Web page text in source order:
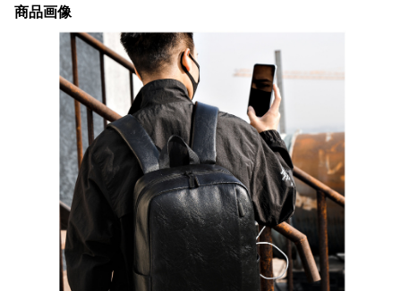
商品画像